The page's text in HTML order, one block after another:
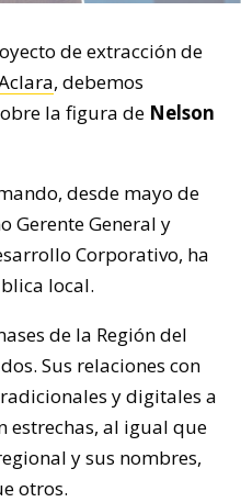
de extracción de
, debemos
la figura de Nelson
desde mayo de
Gerente General y
Corporativo, ha
local.
de la Región del
Sus relaciones con
y digitales a
estrechas, al igual que
y sus nombres,
otros.